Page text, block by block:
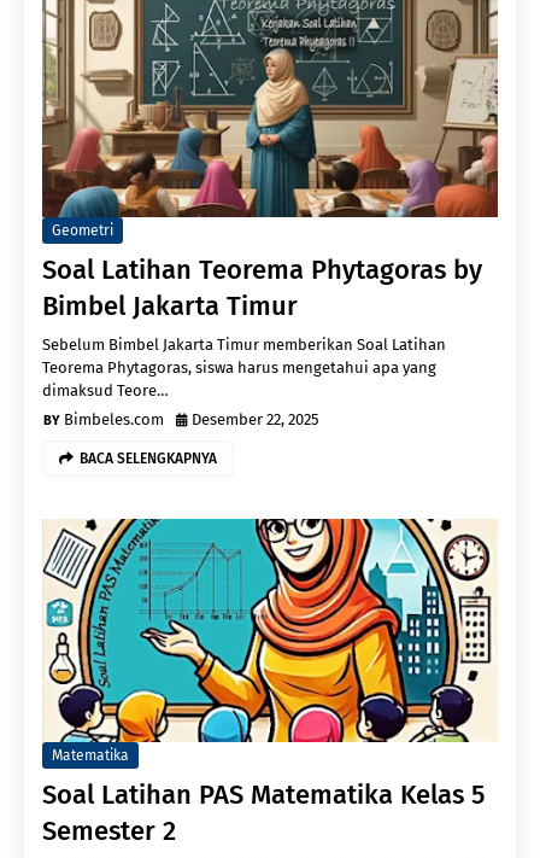
Geometri
Soal Latihan Teorema Phytagoras by
Bimbel Jakarta Timur
Sebelum Bimbel Jakarta Timur memberikan Soal Latihan
Teorema Phytagoras, siswa harus mengetahui apa yang
dimaksud Teore…
Bimbeles.com
Desember 22, 2025
BACA SELENGKAPNYA
Matematika
Soal Latihan PAS Matematika Kelas 5
Semester 2